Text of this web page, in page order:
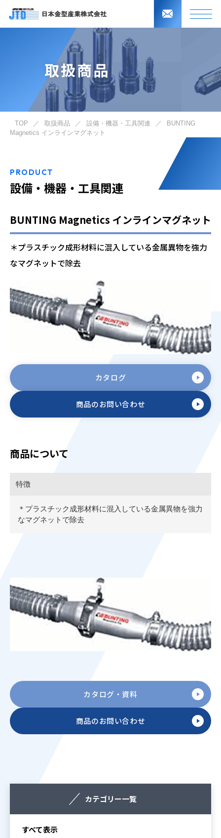
取扱商品
TOP ／ 取扱商品 ／ 設備・機器・工具関連 ／
BUNTING
Magnetics インラインマグネット
PRODUCT
設備・機器・工具関連
BUNTING Magnetics インラインマグネット
＊プラスチック成形材料に混入している金属異物を強力
なマグネットで除去
カタログ
商品のお問い合わせ
商品について
特徴
＊プラスチック成形材料に混入している金属異物を強力
なマグネットで除去
カタログ・資料
商品のお問い合わせ
カテゴリー一覧
すべて表示